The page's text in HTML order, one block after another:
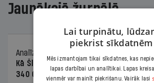
Jaunākajā žurnālā
Analīze
Kā Šlesera partija palika nesodīta
340 000 vērtu reklāmas kampaņu
Lai turpinātu,
piekrist sīkdatnēm
Mēs izmantojam tikai sīkdatnes, kas
lapas darbībai un analītikai. Lapas
vienmēr var mainīt piekrišanu. Vairāk lasi